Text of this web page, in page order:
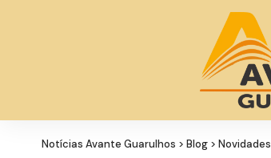
Notícias Avante Guarulhos > Blog > Novidades